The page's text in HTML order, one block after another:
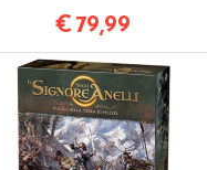
€ 79,99